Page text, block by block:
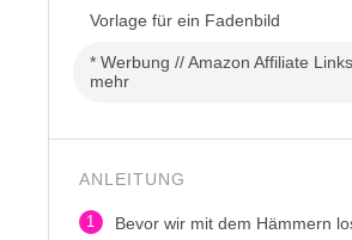
Vorlage für ein Fadenbild
* Werbung // Amazon Affiliate
mehr
ANLEITUNG
1
Bevor wir mit dem Hämmern